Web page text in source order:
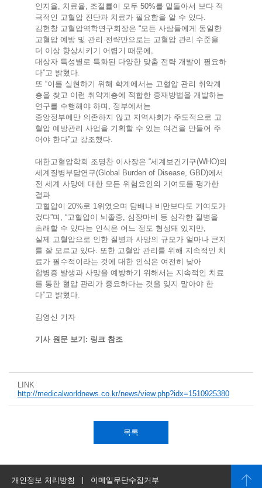
인지율, 치료율, 조절률이 모두 50%를 밑돌아서 보다 적
극적인 고혈압 진단과 치료가 필요함을 알 수 있다.
김현창 고혈압역학연구회장은 “모든 사람들에게 동일한
고혈압 예방 및 관리 전략만으로는 고혈압 관리 수준을
더 이상 향상시키기 어렵기 때문에,
대상자 특성별로 특화된 다양한 맞춤 전략 개발이 필요하
다”고 밝혔다.
또 “이를 실현하기 위해 학계에서는 고혈압 관리 취약계
층을 찾고 이런 취약계층에 적합한 중재방법을 개발하는
연구를 수행해야 하며, 정부에서는
중앙정부에만 의존하지 않고 지역사회가 주도적으로 고
혈압 예방관리 사업을 기획할 수 있는 여건을 만들어 주
어야 한다”고 강조했다.
대한고혈압학회 조명찬 이사장은 “세계보건기구(WHO)의
세계질병부담연구(Global Burden of Disease, GBD)에서
전 세계 사망에 대한 모든 위험요인의 기여도를 평가한
결과
고혈압이 20%로 1위였으며 담배나 비만보다도 기여도가
컸다”며, “고혈압이 뇌졸중, 심장마비 등 심각한 질병을
초래할 수 있다는 인식은 어느 정도 형성돼 있지만,
실제 고혈압으로 인한 질병과 사망의 규모가 얼마나 큰지
를 잘 모르고 있다. 또한 고혈압 관리를 위해 지속적인 치
료가 필수적이라는 것에 대한 인식은 여전히 낮아
합병증 발생과 사망을 예방하기 위해서는 지속적인 치료
를 통한 혈압 관리가 중요하다는 것을 잊지 말아야 한
다”고 밝혔다.
김영신 기자
기사 원문 보기: 링크 참조
LINK
http://medicalworldnews.co.kr/news/view.php?idx=1510925380
목록
개인정보 처리방침 이메일무단수집거부